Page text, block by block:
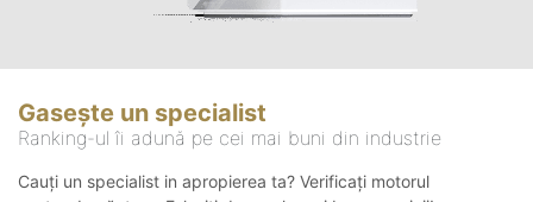
Gasește un specialist
Ranking-ul îi adună pe cei mai buni din industrie
Cauți un specialist in apropierea ta? Verificați motorul